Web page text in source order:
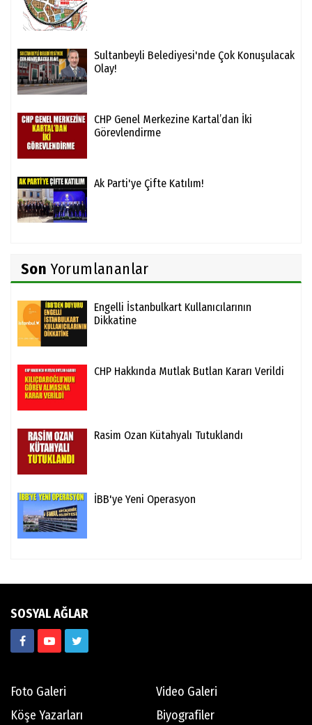
Sultanbeyli Belediyesi'nde Çok Konuşulacak
Olay!
CHP Genel Merkezine Kartal’dan İki
Görevlendirme
Ak Parti'ye Çifte Katılım!
Son Yorumlananlar
Engelli İstanbulkart Kullanıcılarının
Dikkatine
CHP Hakkında Mutlak Butlan Kararı Verildi
Rasim Ozan Kütahyalı Tutuklandı
İBB'ye Yeni Operasyon
SOSYAL AĞLAR
Foto Galeri
Video Galeri
Köşe Yazarları
Biyografiler